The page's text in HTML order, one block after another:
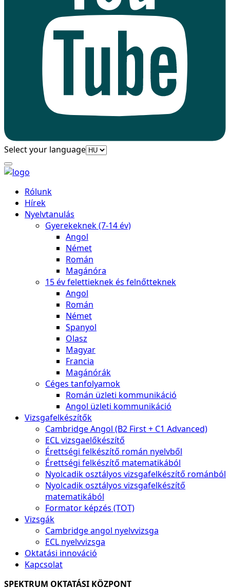
Select your language
Rólunk
Hírek
Nyelvtanulás
Gyerekeknek (7-14 év)
Angol
Német
Román
Magánóra
15 év felettieknek és felnőtteknek
Angol
Román
Német
Spanyol
Olasz
Magyar
Francia
Magánórák
Céges tanfolyamok
Román üzleti kommunikáció
Angol üzleti kommunikáció
Vizsgafelkészítők
Cambridge Angol (B2 First + C1 Advanced)
ECL vizsgaelőkészítő
Érettségi felkészítő román nyelvből
Érettségi felkészítő matematikából
Nyolcadik osztályos vizsgafelkészítő románból
Nyolcadik osztályos vizsgafelkészítő
matematikából
Formator képzés (TOT)
Vizsgák
Cambridge angol nyelvvizsga
ECL nyelvvizsga
Oktatási innováció
Kapcsolat
SPEKTRUM OKTATÁSI KÖZPONT